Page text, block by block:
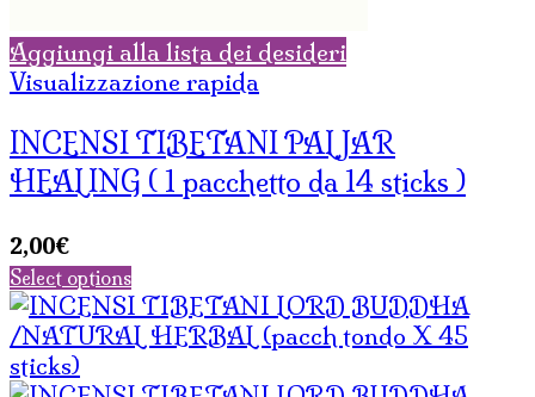
Aggiungi alla lista dei desideri
Visualizzazione rapida
INCENSI TIBETANI PALJAR
HEALING ( 1 pacchetto da 14 sticks )
2,00€
Select options